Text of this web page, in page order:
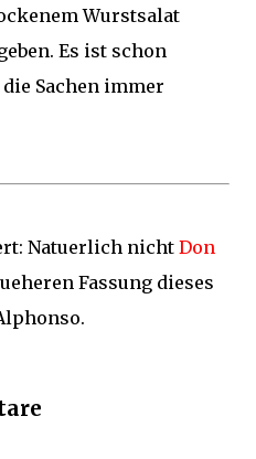
Wurstsalat
Es ist schon
Sachen immer
Natuerlich nicht Don
Fassung dieses